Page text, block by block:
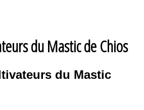
du Mastic de Chios
du Mastic